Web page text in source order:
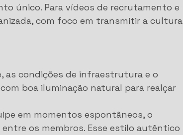
único. Para vídeos de recrutamento e
com foco em transmitir a cultura
as condições de infraestrutura e o
boa iluminação natural para realçar
em momentos espontâneos, o
os membros. Esse estilo autêntico